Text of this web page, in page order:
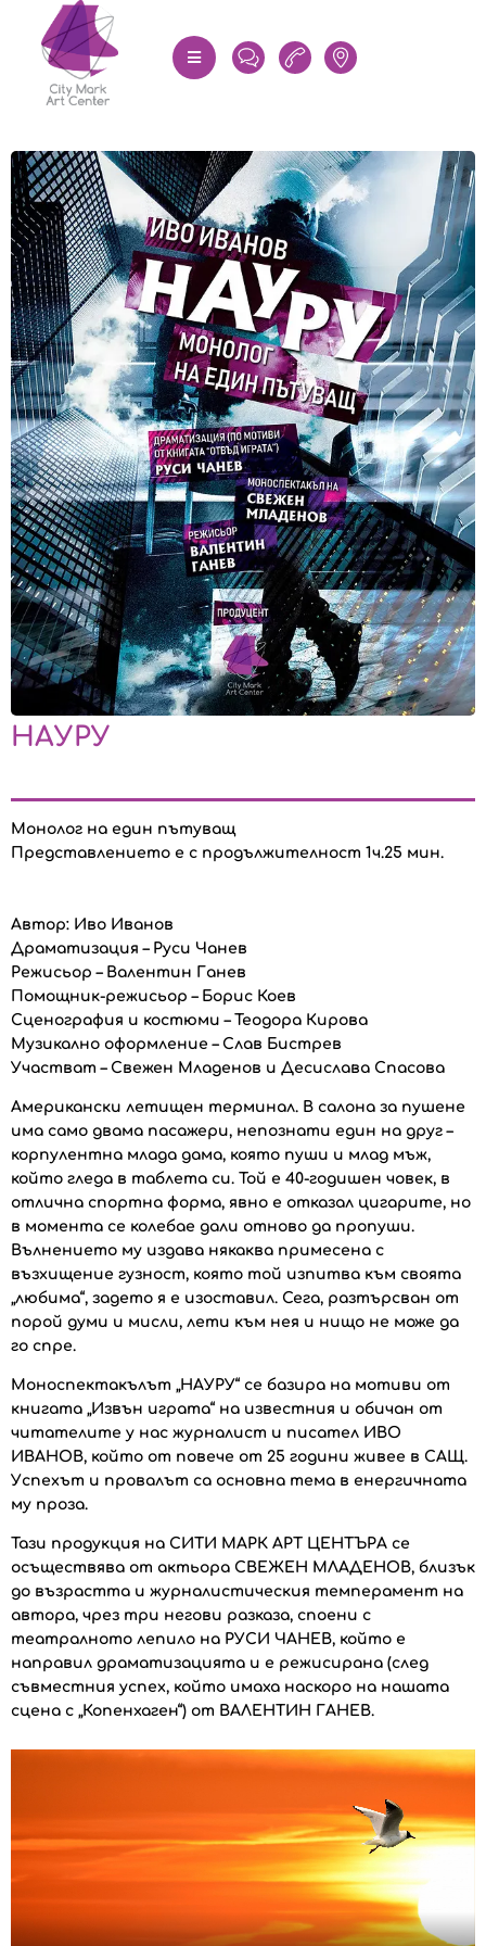
НАУРУ
Монолог на един пътуващ
Представлението е с продължителност 1ч.25 мин.
Автор: Иво Иванов
Драматизация – Руси Чанев
Режисьор – Валентин Ганев
Помощник-режисьор – Борис Коев
Сценография и костюми – Теодора Кирова
Музикално оформление – Слав Бистрев
Участват – Свежен Младенов и Десислава Спасова
Американски летищен терминал. В салона за пушене
има само двама пасажери, непознати един на друг –
корпулентна млада дама, която пуши и млад мъж,
който гледа в таблета си. Той е 40-годишен човек, в
отлична спортна форма, явно е отказал цигарите, но
в момента се колебае дали отново да пропуши.
Вълнението му издава някаква примесена с
възхищение гузност, която той изпитва към своята
„любима“, задето я е изоставил. Сега, разтърсван от
порой думи и мисли, лети към нея и нищо не може да
го спре.
Моноспектакълът „НАУРУ“ се базира на мотиви от
книгата „Извън играта“ на известния и обичан от
читателите у нас журналист и писател ИВО
ИВАНОВ, който от повече от 25 години живее в САЩ.
Успехът и провалът са основна тема в енергичната
му проза.
Тази продукция на СИТИ МАРК АРТ ЦЕНТЪРА се
осъществява от актьора СВЕЖЕН МЛАДЕНОВ, близък
до възрастта и журналистическия темперамент на
автора, чрез три негови разказа, споени с
театралното лепило на РУСИ ЧАНЕВ, който е
направил драматизацията и е режисирана (след
съвместния успех, който имаха наскоро на нашата
сцена с „Копенхаген“) от ВАЛЕНТИН ГАНЕВ.